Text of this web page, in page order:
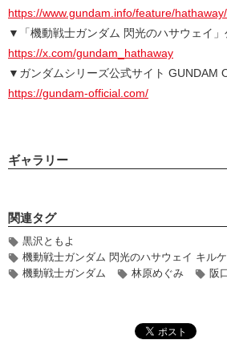
https://www.gundam.info/feature/hathaway/
▼「機動戦士ガンダム 閃光のハサウェイ」
https://x.com/gundam_hathaway
▼ガンダムシリーズ公式サイト GUNDAM
https://gundam-official.com/
ギャラリー
関連タグ
黒沢ともよ
機動戦士ガンダム 閃光のハサウェイ キル
機動戦士ガンダム
林原めぐみ 阪